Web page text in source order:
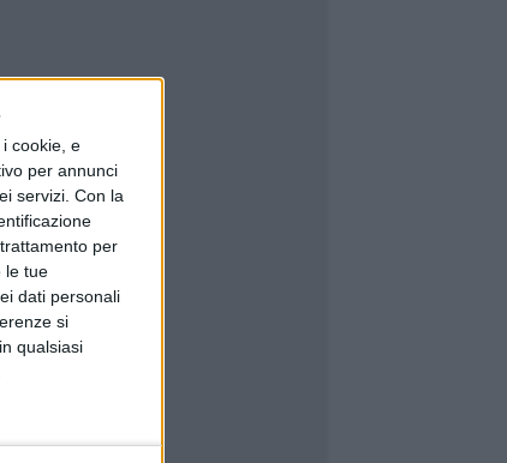
cookie, e
per annunci
servizi. Con la
per
le tue
dati personali
si
qualsiasi